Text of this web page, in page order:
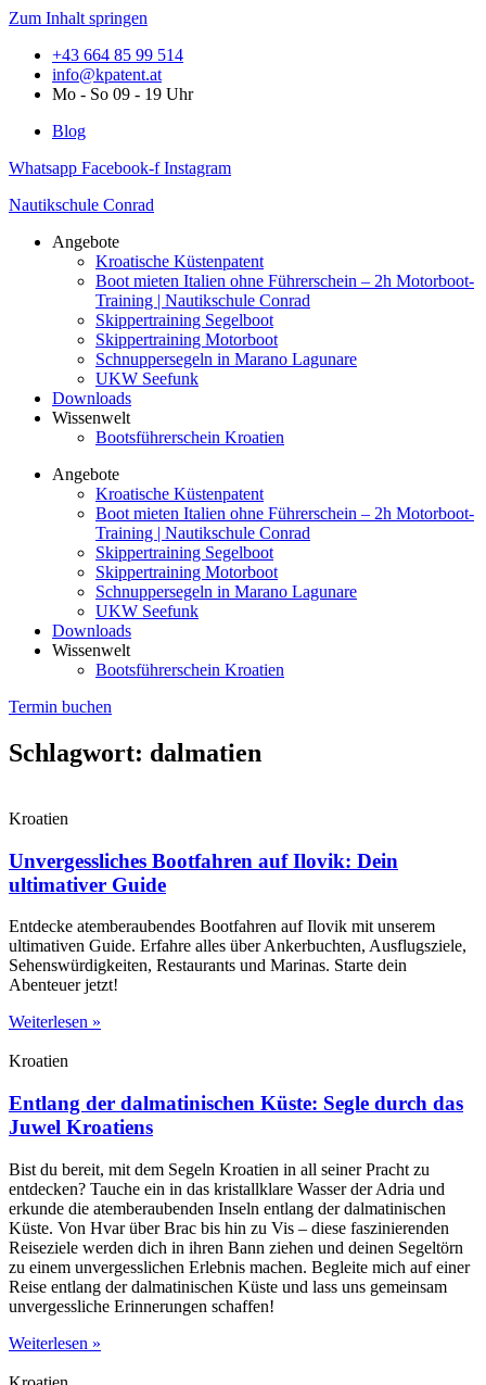
Zum Inhalt springen
+43 664 85 99 514
info@kpatent.at
Mo - So 09 - 19 Uhr
Blog
Whatsapp Facebook-f Instagram
Nautikschule Conrad
Angebote
Kroatische Küstenpatent
Boot mieten Italien ohne Führerschein – 2h Motorboot-
Training | Nautikschule Conrad
Skippertraining Segelboot
Skippertraining Motorboot
Schnuppersegeln in Marano Lagunare
UKW Seefunk
Downloads
Wissenwelt
Bootsführerschein Kroatien
Angebote
Kroatische Küstenpatent
Boot mieten Italien ohne Führerschein – 2h Motorboot-
Training | Nautikschule Conrad
Skippertraining Segelboot
Skippertraining Motorboot
Schnuppersegeln in Marano Lagunare
UKW Seefunk
Downloads
Wissenwelt
Bootsführerschein Kroatien
Termin buchen
Schlagwort: dalmatien
Kroatien
Unvergessliches Bootfahren auf Ilovik: Dein
ultimativer Guide
Entdecke atemberaubendes Bootfahren auf Ilovik mit unserem
ultimativen Guide. Erfahre alles über Ankerbuchten, Ausflugsziele,
Sehenswürdigkeiten, Restaurants und Marinas. Starte dein
Abenteuer jetzt!
Weiterlesen »
Kroatien
Entlang der dalmatinischen Küste: Segle durch das
Juwel Kroatiens
Bist du bereit, mit dem Segeln Kroatien in all seiner Pracht zu
entdecken? Tauche ein in das kristallklare Wasser der Adria und
erkunde die atemberaubenden Inseln entlang der dalmatinischen
Küste. Von Hvar über Brac bis hin zu Vis – diese faszinierenden
Reiseziele werden dich in ihren Bann ziehen und deinen Segeltörn
zu einem unvergesslichen Erlebnis machen. Begleite mich auf einer
Reise entlang der dalmatinischen Küste und lass uns gemeinsam
unvergessliche Erinnerungen schaffen!
Weiterlesen »